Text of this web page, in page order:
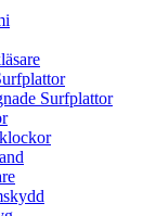
Surfplattor